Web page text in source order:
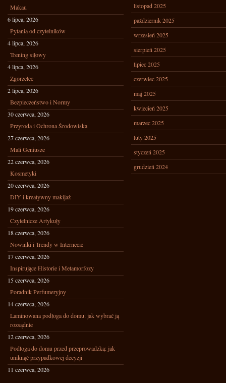
Makau
6 lipca, 2026
Pytania od czytelników
4 lipca, 2026
Trening siłowy
4 lipca, 2026
Zgorzelec
2 lipca, 2026
Bezpieczeństwo i Normy
30 czerwca, 2026
Przyroda i Ochrona Środowiska
27 czerwca, 2026
Mali Geniusze
22 czerwca, 2026
Kosmetyki
20 czerwca, 2026
DIY i kreatywny makijaż
19 czerwca, 2026
Czytelnicze Artykuły
18 czerwca, 2026
Nowinki i Trendy w Internecie
17 czerwca, 2026
Inspirujące Historie i Metamorfozy
15 czerwca, 2026
Poradnik Perfumeryjny
14 czerwca, 2026
Laminowana podłoga do domu: jak wybrać ją
rozsądnie
12 czerwca, 2026
Podłoga do domu przed przeprowadzką: jak
uniknąć przypadkowej decyzji
11 czerwca, 2026
listopad 2025
październik 2025
wrzesień 2025
sierpień 2025
lipiec 2025
czerwiec 2025
maj 2025
kwiecień 2025
marzec 2025
luty 2025
styczeń 2025
grudzień 2024